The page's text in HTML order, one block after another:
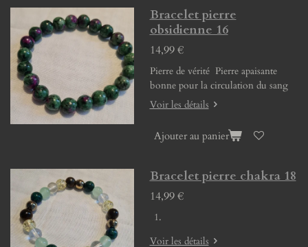
Bracelet pierre
obsidienne 16
14,99 €
Pierre de vérité Pierre apaisante
bonne pour la circulation du sang
Voir les détails
Ajouter au panier
Bracelet pierre chakra 18
14,99 €
Voir les détails